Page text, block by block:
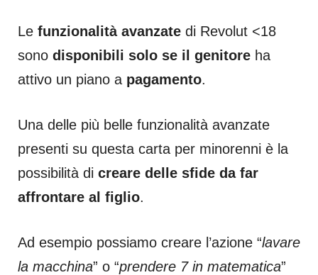
Le funzionalità avanzate di Revolut <18
sono disponibili solo se il genitore ha
attivo un piano a pagamento.
Una delle più belle funzionalità avanzate
presenti su questa carta per minorenni è la
possibilità di creare delle sfide da far
affrontare al figlio.
Ad esempio possiamo creare l’azione “lavare
la macchina” o “prendere 7 in matematica”